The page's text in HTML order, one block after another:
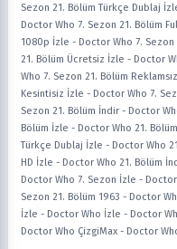
Sezon 21. Bölüm Türkçe Dublaj
Doctor Who 7. Sezon 21. Bölüm
1080p İzle - Doctor Who 7.
21. Bölüm Ücretsiz İzle - Doctor
Who 7. Sezon 21. Bölüm
Kesintisiz İzle - Doctor Who 7.
Sezon 21. Bölüm İndir - Doctor
Bölüm İzle - Doctor Who 21.
Türkçe Dublaj İzle - Doctor Who
HD İzle - Doctor Who 21. Bölüm
Doctor Who 7. Sezon İzle -
Sezon 21. Bölüm 1963 - Doctor
İzle - Doctor Who İzle - Doctor
Doctor Who ÇizgiMax - Doctor